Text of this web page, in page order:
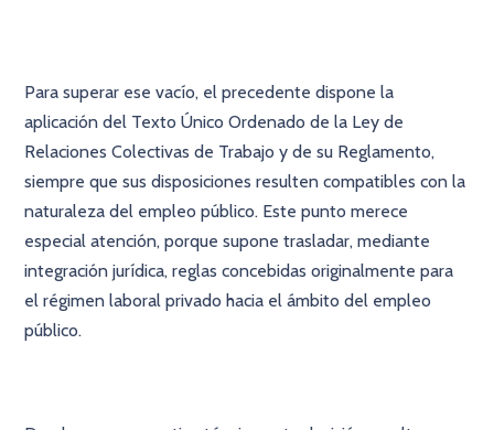
Para superar ese vacío, el precedente dispone la
aplicación del Texto Único Ordenado de la Ley de
Relaciones Colectivas de Trabajo y de su Reglamento,
siempre que sus disposiciones resulten compatibles con la
naturaleza del empleo público. Este punto merece
especial atención, porque supone trasladar, mediante
integración jurídica, reglas concebidas originalmente para
el régimen laboral privado hacia el ámbito del empleo
público.